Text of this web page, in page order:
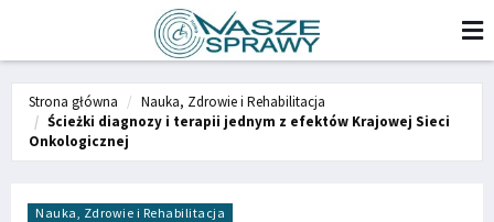
Strona główna
Nauka, Zdrowie i Rehabilitacja
Ścieżki diagnozy i terapii jednym z efektów Krajowej Sieci
Onkologicznej
Nauka, Zdrowie i Rehabilitacja